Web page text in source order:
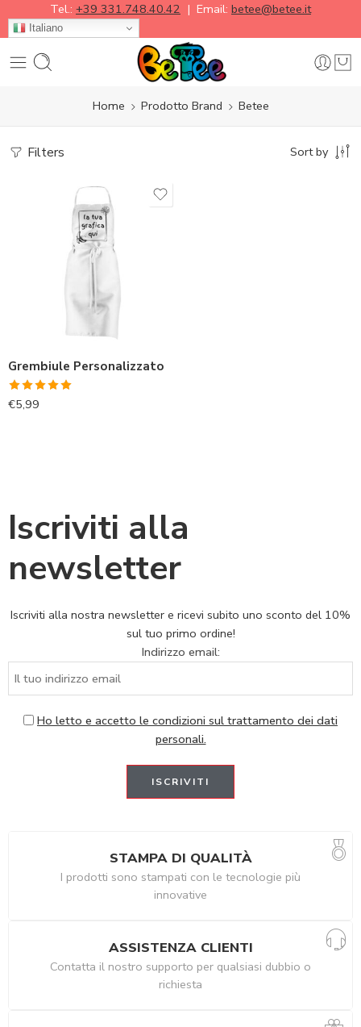
Tel.: +39 331.748.40.42 | Email: betee@betee.it
Italiano
Home Prodotto Brand Betee
Filters Sort by
Grembiule Personalizzato
Valutato
€5,99
Iscriviti alla
newsletter
Iscriviti alla nostra newsletter e ricevi subito uno sconto del 10%
sul tuo primo ordine!
Indirizzo email:
Ho letto e accetto le condizioni sul trattamento dei dati
personali.
STAMPA DI QUALITÀ
I prodotti sono stampati con le tecnologie più
innovative
ASSISTENZA CLIENTI
Contatta il nostro supporto per qualsiasi dubbio o
richiesta